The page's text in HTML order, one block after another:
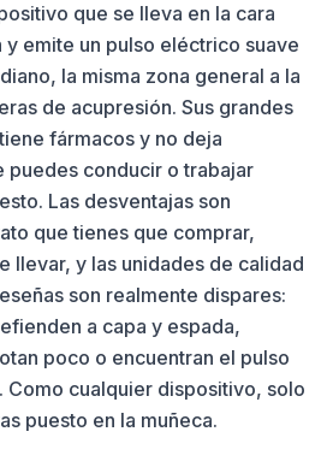
que se lleva en la cara
y emite un pulso eléctrico suave
la misma zona general a la
de acupresión. Sus grandes
fármacos y no deja
puedes conducir o trabajar
Las desventajas son
que tienes que comprar,
llevar, y las unidades de calidad
son realmente dispares:
a capa y espada,
poco o encuentran el pulso
Como cualquier dispositivo, solo
puesto en la muñeca.